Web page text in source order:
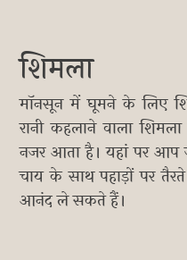
शिमला
मॉनसून में घूमने के लिए
रानी कहलाने वाला
नजर आता है। यहां पर आप
चाय के साथ पहाड़ों पर
आनंद ले सकते हैं।